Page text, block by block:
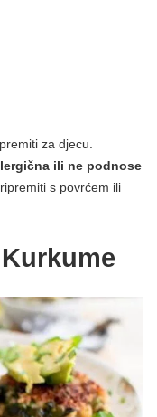
za djecu.
ili ne podnose
s povrćem ili